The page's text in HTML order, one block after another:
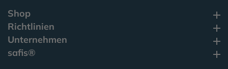
Shop
Richtlinien
Unternehmen
safis®